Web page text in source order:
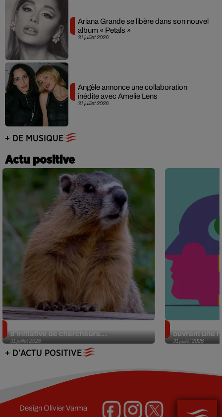
31 juillet 2026
Ariana Grande se libère dans son nouvel
album « Petals »
31 juillet 2026
Angèle annonce une collaboration
inédite avec Amelie Lens
+ DE MUSIQUE
Actu positive
31 juillet 2026
d’initiative de chercheurs...
31 juillet 2026
ouvrent une
+ D'ACTU POSITIVE
DesignOlivier Varma